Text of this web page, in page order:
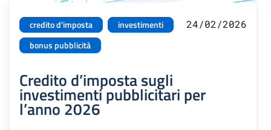
credito d'imposta
investimenti
bonus pubblicità
24/02/2026
Credito d’imposta sugli
investimenti pubblicitari per
l’anno 2026